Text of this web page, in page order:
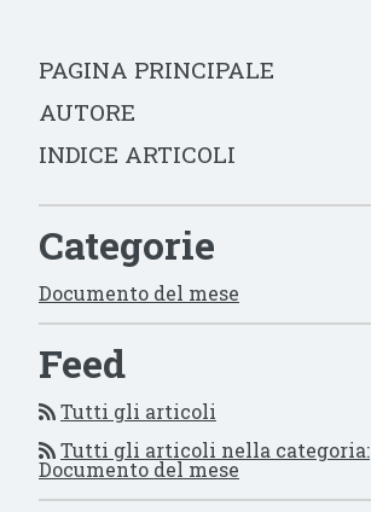
PAGINA PRINCIPALE
AUTORE
INDICE ARTICOLI
Categorie
Documento del mese
Feed
Tutti gli articoli
Tutti gli articoli nella categoria:
Documento del mese